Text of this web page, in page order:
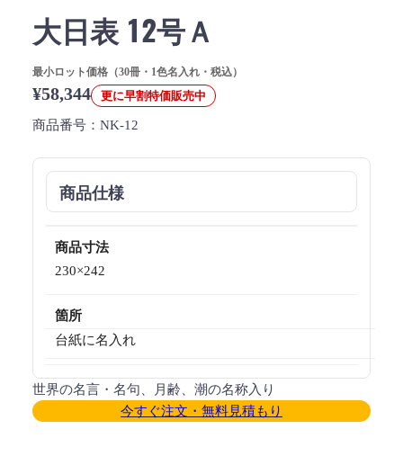
大日表 12号Ａ
最小ロット価格（30冊・1色名入れ・税込）
¥58,344 更に早割特価販売中
商品番号： NK-12
商品仕様
商品寸法
230×242
箇所
台紙に名入れ
世界の名言・名句、月齢、潮の名称入り
今すぐ注文・無料見積もり